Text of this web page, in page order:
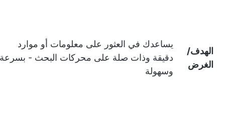
الهدف/
الغرض
يساعدك في العثور على معلومات أو موارد
دقيقة وذات صلة على محركات البحث - بسرعة
وسهولة